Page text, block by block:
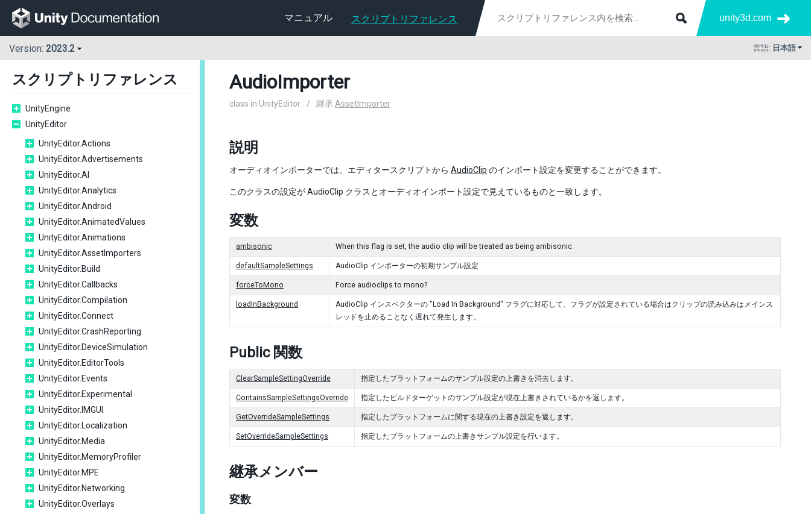
マニュアル スクリプトリファレンス unity3d.com
Version: 2023.2 言語: 日本語
スクリプトリファレンス
UnityEngine
UnityEditor
UnityEditor.Actions
UnityEditor.Advertisements
UnityEditor.AI
UnityEditor.Analytics
UnityEditor.Android
UnityEditor.AnimatedValues
UnityEditor.Animations
UnityEditor.AssetImporters
UnityEditor.Build
UnityEditor.Callbacks
UnityEditor.Compilation
UnityEditor.Connect
UnityEditor.CrashReporting
UnityEditor.DeviceSimulation
UnityEditor.EditorTools
UnityEditor.Events
UnityEditor.Experimental
UnityEditor.IMGUI
UnityEditor.Localization
UnityEditor.Media
UnityEditor.MemoryProfiler
UnityEditor.MPE
UnityEditor.Networking
UnityEditor.Overlays
AudioImporter
class in UnityEditor / 継承:AssetImporter
説明
オーディオインポーターでは、エディタースクリプトから AudioClip のインポート設定を変更することができます。
このクラスの設定が AudioClip クラスとオーディオインポート設定で見えているものと一致します。
変数
ambisonic When this flag is set, the audio clip will be treated as being ambisonic.
defaultSampleSettings AudioClip インポーターの初期サンプル設定
forceToMono Force audioclips to mono?
loadInBackground
AudioClip インスペクターの "Load In Background" フラグに対応して、フラグが設定されている場合はクリップの読み込みはメインス
レッドを止めることなく遅れて発生します。
Public 関数
ClearSampleSettingOverride 指定したプラットフォームのサンプル設定の上書きを消去します。
ContainsSampleSettingsOverride 指定したビルドターゲットのサンプル設定が現在上書きされているかを返します。
GetOverrideSampleSettings 指定したプラットフォームに関する現在の上書き設定を返します。
SetOverrideSampleSettings 指定したプラットフォームの上書きサンプル設定を行います。
継承メンバー
変数